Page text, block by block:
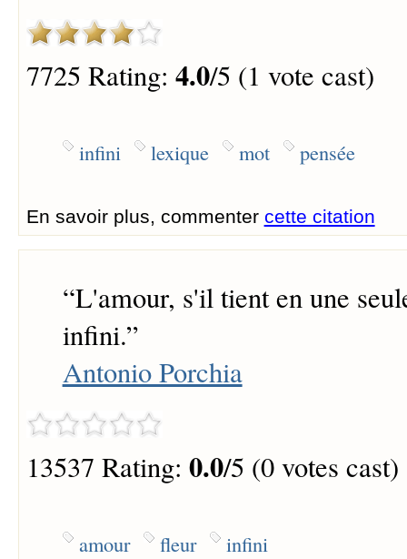
7725 Rating: 4.0/5 (1 vote cast)
infini lexique mot pensée
En savoir plus, commenter cette citation
“L'amour, s'il tient en une
infini.”
Antonio Porchia
13537 Rating: 0.0/5 (0 votes cast)
amour fleur infini